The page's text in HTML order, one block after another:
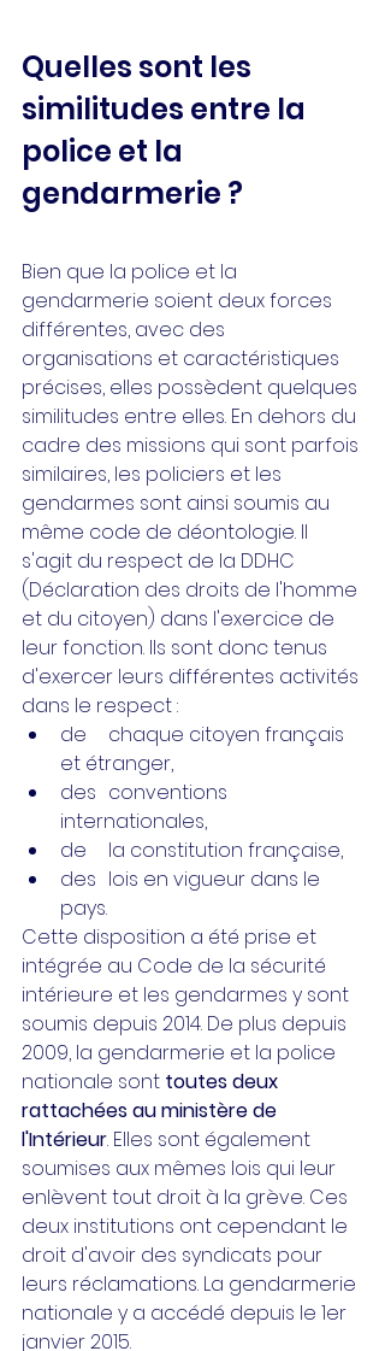
Quelles sont les
similitudes entre la
police et la
gendarmerie ?
Bien que la police et la
gendarmerie soient deux forces
différentes, avec des
organisations et caractéristiques
précises, elles possèdent quelques
similitudes entre elles. En dehors du
cadre des missions qui sont parfois
similaires, les policiers et les
gendarmes sont ainsi soumis au
même code de déontologie. Il
s'agit du respect de la DDHC
(Déclaration des droits de l'homme
et du citoyen) dans l'exercice de
leur fonction. Ils sont donc tenus
d'exercer leurs différentes activités
dans le respect :
de 	chaque citoyen français
et étranger,
des 	conventions
internationales,
de 	la constitution française,
des 	lois en vigueur dans le
pays.
Cette disposition a été prise et
intégrée au Code de la sécurité
intérieure et les gendarmes y sont
soumis depuis 2014. De plus depuis
2009, la gendarmerie et la police
nationale sont toutes deux
rattachées au ministère de
l'Intérieur. Elles sont également
soumises aux mêmes lois qui leur
enlèvent tout droit à la grève. Ces
deux institutions ont cependant le
droit d'avoir des syndicats pour
leurs réclamations. La gendarmerie
nationale y a accédé depuis le 1er
janvier 2015.